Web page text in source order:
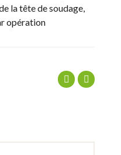
la tête de soudage,
opération